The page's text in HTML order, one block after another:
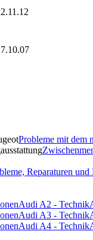
Probleme mit dem
Reparaturen und
Audi A2 - Technik
Audi A3 - Technik
Audi A4 - Technik